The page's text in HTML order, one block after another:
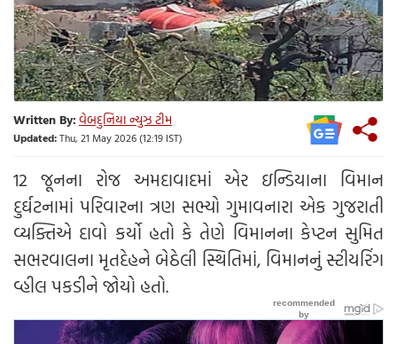
Written By:વેબદુનિયા ન્યુઝ ટીમ
Updated:Thu, 21 May 2026 (12:19 IST)
12 જૂનના રોજ અમદાવાદમાં એર ઇન્ડિયાના વિમાન
દુર્ઘટનામાં પરિવારના ત્રણ સભ્યો ગુમાવનારા એક ગુજરાતી
વ્યક્તિએ દાવો કર્યો હતો કે તેણે વિમાનના કેપ્ટન સુમિત
સભરવાલના મૃતદેહને બેઠેલી સ્થિતિમાં, વિમાનનું સ્ટીયરિંગ
વ્હીલ પકડીને જોયો હતો.